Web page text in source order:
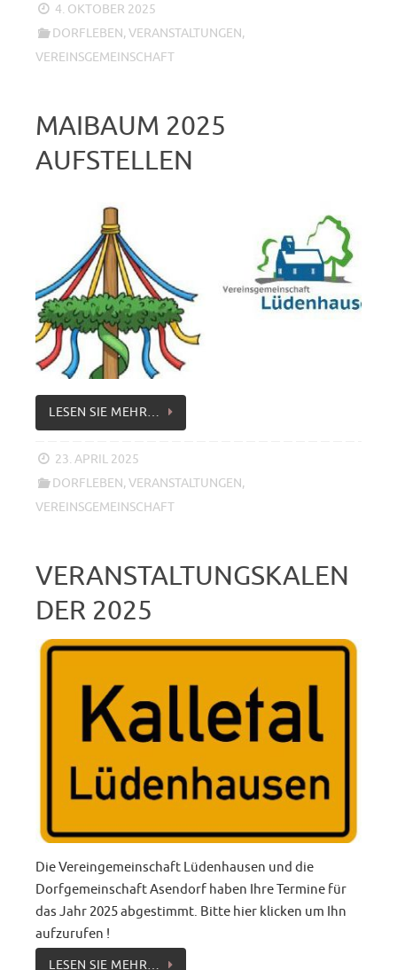
4. OKTOBER 2025
DORFLEBEN,VERANSTALTUNGEN,
VEREINSGEMEINSCHAFT
MAIBAUM 2025
AUFSTELLEN
LESEN SIE MEHR…
23. APRIL 2025
DORFLEBEN,VERANSTALTUNGEN,
VEREINSGEMEINSCHAFT
VERANSTALTUNGSKALEN
DER 2025
Die Vereingemeinschaft Lüdenhausen und die
Dorfgemeinschaft Asendorf haben Ihre Termine für
das Jahr 2025 abgestimmt. Bitte hier klicken um Ihn
aufzurufen !
LESEN SIE MEHR…